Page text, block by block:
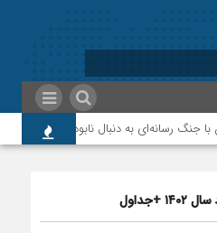
جنگ رسانه‌ای به دنبال نابودی امید و